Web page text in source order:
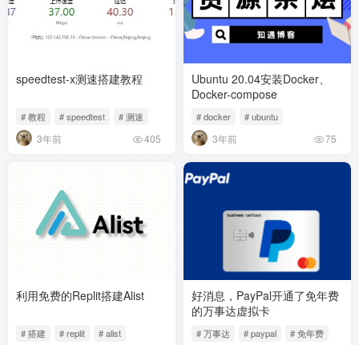
speedtest-x测速搭建教程
# 教程 # speedtest # 测速
3年前 405
Ubuntu 20.04安装Docker、
Docker-compose
# docker # ubuntu
3年前 75
利用免费的Replit搭建Alist
# 搭建 # replit # alist
好消息，PayPal开通了免年费
的万事达虚拟卡
# 万事达 # paypal # 免年费